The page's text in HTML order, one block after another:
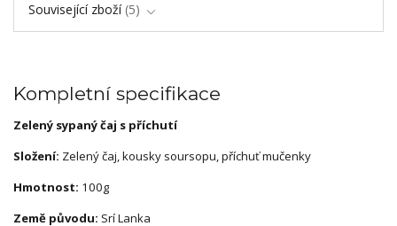
Související zboží 5
Kompletní specifikace
Zelený sypaný čaj s příchutí
Složení: Zelený čaj, kousky soursopu, příchuť mučenky
Hmotnost: 100g
Země původu: Srí Lanka